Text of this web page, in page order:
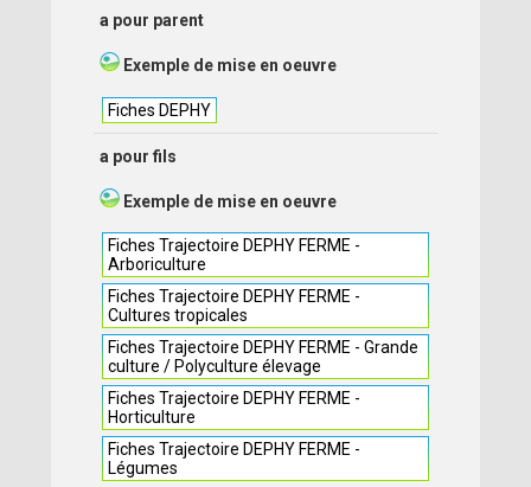
a pour parent
Exemple de mise en oeuvre
Fiches DEPHY
a pour fils
Exemple de mise en oeuvre
Fiches Trajectoire DEPHY FERME -
Arboriculture
Fiches Trajectoire DEPHY FERME -
Cultures tropicales
Fiches Trajectoire DEPHY FERME - Grande
culture / Polyculture élevage
Fiches Trajectoire DEPHY FERME -
Horticulture
Fiches Trajectoire DEPHY FERME -
Légumes